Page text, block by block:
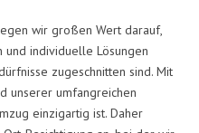
wir großen Wert darauf,
individuelle Lösungen
zugeschnitten sind. Mit
unserer umfangreichen
einzigartig ist. Daher